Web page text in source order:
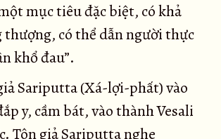
mục tiêu đặc biệt, có khả
thượng, có thể dẫn người thực
khổ đau”.
Sariputta (Xá-lợi-phất) vào
y, cầm bát, vào thành Vesali
Tôn giả Sariputta nghe